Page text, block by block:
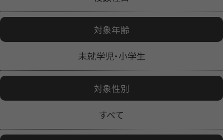
対象年齢
未就学児・小学生
対象性別
すべて